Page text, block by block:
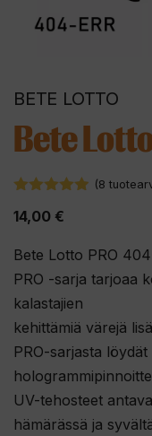
BETE LOTTO
Bete
(8
14,00 €
Bete Lotto PRO
PRO -sarja tarjoaa
kalastajien
kehittämiä värejä
PRO-sarjasta
UV-tehosteet
hämärässä ja